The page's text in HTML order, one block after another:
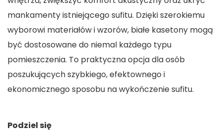
mankamenty istniejącego sufitu. Dzięki szerokiemu
wyborowi materiałów i wzorów, białe kasetony mogą
być dostosowane do niemal każdego typu
pomieszczenia. To praktyczna opcja dla osób
poszukujących szybkiego, efektownego i
ekonomicznego sposobu na wykończenie sufitu.
Podziel się